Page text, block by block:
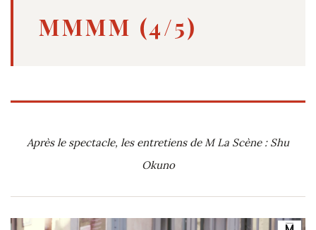
MMMM (4/5)
Après le spectacle, les entretiens de M La Scène : Shu
Okuno